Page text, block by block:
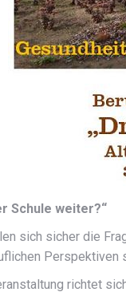
Schule weiter?“
sich sicher die
Perspektiven
richtet